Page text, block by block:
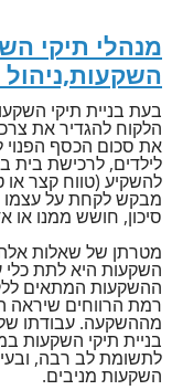
מנהלי תיקי
בעת בניית תיקי
הלקוח להגדיר את
את סכום הכסף
לילדים, לרכישת בית
להשקיע (טווח קצר או
מבקש לקחת על עצמו
סיכון, חושש ממנו או
מטרתן של שאלות אלה
השקעות היא לתת כלי
ההשקעות המתאים
רמת הרווחים שיראה
מההשקעה. עבודתו
בניית תיקי השקעות
לתשומת לב רבה,
השקעות מניבים.